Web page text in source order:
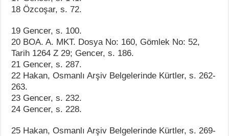
18 Özcoşar, s. 72.
19 Gencer, s. 100.
20 BOA. A. MKT. Dosya No: 160, Gömlek No: 52,
Tarih 1264 Z 29; Gencer, s. 186.
21 Gencer, s. 287.
22 Hakan, Osmanlı Arşiv Belgelerinde Kürtler, s. 262-
263.
23 Gencer, s. 232.
24 Gencer, s. 228.
25 Hakan, Osmanlı Arşiv Belgelerinde Kürtler, s. 269-